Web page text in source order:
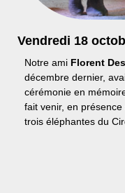
Vendredi 18
Notre ami Florent
décembre dernier,
cérémonie en
fait venir, en
trois éléphantes du